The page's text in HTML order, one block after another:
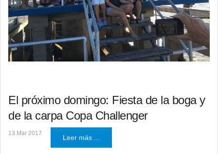
El próximo domingo: Fiesta de la boga y
de la carpa Copa Challenger
13 Mar 2017
Leer más ...